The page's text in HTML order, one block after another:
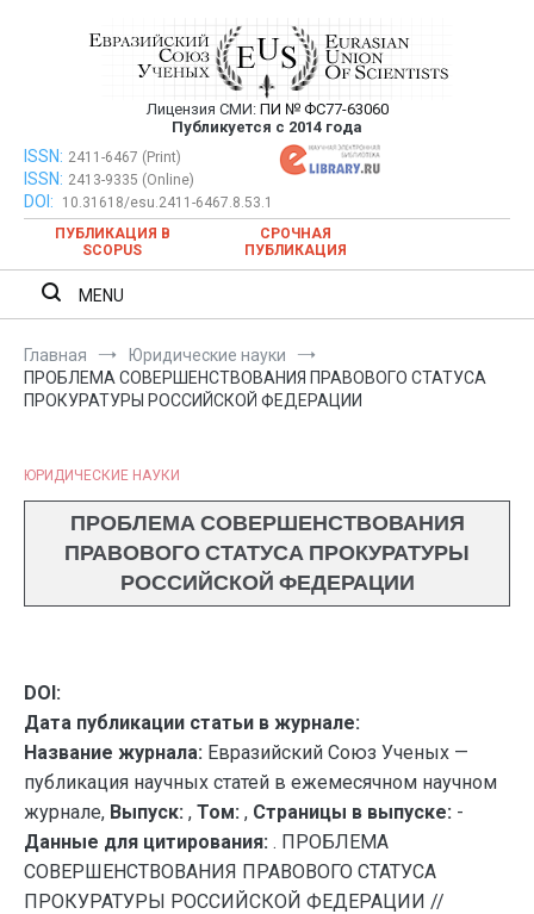
Евразийский Союз Ученых —
публикация научных статей в
ежемесячном научном журнале
Лицензия СМИ: ПИ № ФС77-63060
Публикуется с 2014 года
Евразийский Союз Ученых — публикация научных статей в
ежемесячном научном журнале
ISSN: 2411-6467 (Print)
ISSN: 2413-9335 (Online)
DOI:
10.31618/esu.2411-6467.8.53.1
ПУБЛИКАЦИЯ В
SCOPUS
СРОЧНАЯ
ПУБЛИКАЦИЯ
MENU
Главная
Юридические науки
ПРОБЛЕМА СОВЕРШЕНСТВОВАНИЯ ПРАВОВОГО СТАТУСА
ПРОКУРАТУРЫ РОССИЙСКОЙ ФЕДЕРАЦИИ
ЮРИДИЧЕСКИЕ НАУКИ
ПРОБЛЕМА СОВЕРШЕНСТВОВАНИЯ
ПРАВОВОГО СТАТУСА ПРОКУРАТУРЫ
РОССИЙСКОЙ ФЕДЕРАЦИИ
DOI:
Дата публикации статьи в журнале:
Название журнала: Евразийский Союз Ученых —
публикация научных статей в ежемесячном научном
журнале, Выпуск: , Том: , Страницы в выпуске: -
Данные для цитирования: . ПРОБЛЕМА
СОВЕРШЕНСТВОВАНИЯ ПРАВОВОГО СТАТУСА
ПРОКУРАТУРЫ РОССИЙСКОЙ ФЕДЕРАЦИИ //